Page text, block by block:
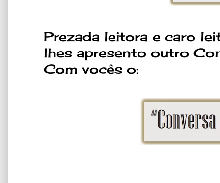
Prezada leitora e caro
lhes apresento outro
Com vocês o: